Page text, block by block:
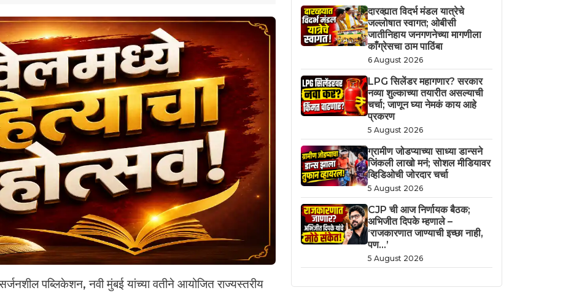
पब्लिकेशन, नवी मुंबई यांच्या वतीने आयोजित राज्यस्तरीय
दारव्ह्यात विदर्भ मंडल यात्रेचे
जल्लोषात स्वागत; ओबीसी
जातीनिहाय जनगणनेच्या मागणीला
काँग्रेसचा ठाम पाठिंबा
6 August 2026
LPG सिलेंडर महागणार? सरकार
नव्या शुल्काच्या तयारीत असल्याची
चर्चा; जाणून घ्या नेमकं काय आहे
प्रकरण
5 August 2026
ग्रामीण जोडप्याच्या साध्या डान्सने
जिंकली लाखो मनं; सोशल मीडियावर
व्हिडिओची जोरदार चर्चा
5 August 2026
CJP ची आज निर्णायक बैठक;
अभिजीत दिपके म्हणाले –
‘राजकारणात जाण्याची इच्छा नाही,
पण…’
5 August 2026